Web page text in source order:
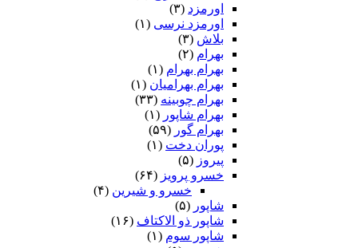
اورمزد (۳)
اورمزد نرسى‏ (۱)
بلاش (۳)
بهرام (۲)
بهرام بهرام (۱)
بهرام بهرامیان‏ (۱)
بهرام چوبینه (۳۳)
بهرام شاپور (۱)
بهرام گور (۵۹)
پوران دخت (۱)
پیروز (۵)
خسرو پرویز (۶۴)
خسرو و شیرین (۴)
شاپور (۵)
شاپور ذو الاکتاف (۱۶)
شاپور سوم‏ (۱)